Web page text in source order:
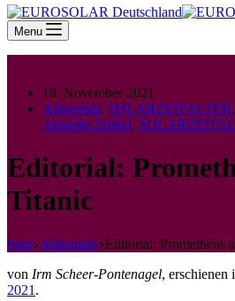
Menu
18. November 2021
Allgemein, SOLARZEITALTER,
Aktuelle Artikel,
Editorial:
Titanic
Start Allgemein Editorial: Prometheus
von Irm Scheer-Pontenagel, erschienen
2021 .